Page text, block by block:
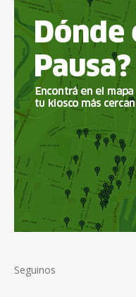
Seguinos